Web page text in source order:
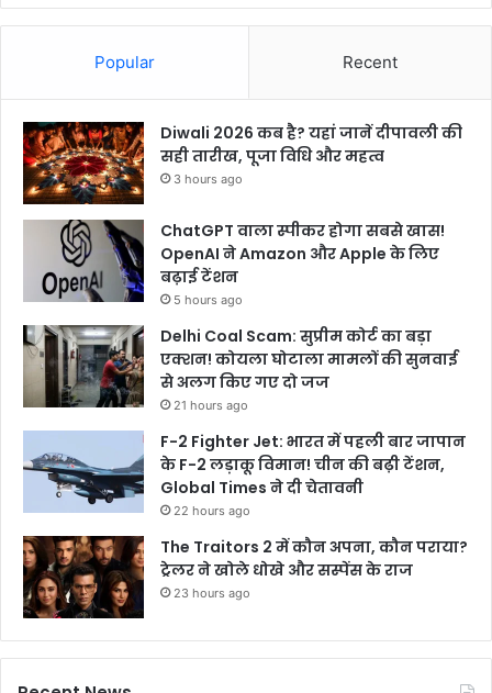
Popular Recent
Diwali 2026 कब है? यहां जानें दीपावली की
सही तारीख, पूजा विधि और महत्व
3 hours ago
ChatGPT वाला स्पीकर होगा सबसे खास!
OpenAI ने Amazon और Apple के लिए
बढ़ाई टेंशन
5 hours ago
Delhi Coal Scam: सुप्रीम कोर्ट का बड़ा
एक्शन! कोयला घोटाला मामलों की सुनवाई
से अलग किए गए दो जज
21 hours ago
F-2 Fighter Jet: भारत में पहली बार जापान
के F-2 लड़ाकू विमान! चीन की बढ़ी टेंशन,
Global Times ने दी चेतावनी
22 hours ago
The Traitors 2 में कौन अपना, कौन पराया?
ट्रेलर ने खोले धोखे और सस्पेंस के राज
23 hours ago